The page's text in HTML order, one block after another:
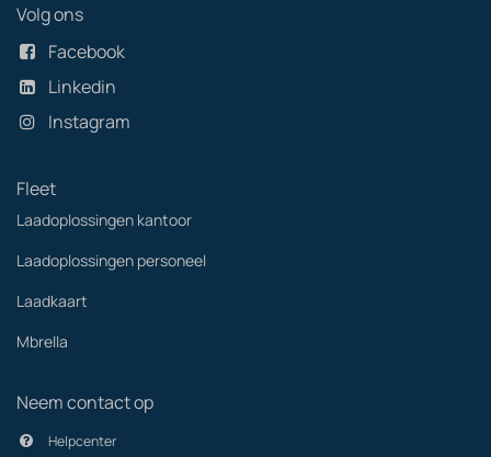
Volg ons
Facebook
Linkedin
Instagram
Fleet
Laadoplossingen kantoor
Laadoplossingen personeel
Laadkaart
Mbrella
Neem contact op
Helpcenter